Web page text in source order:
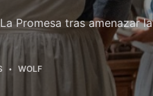
Promesa tras amenazar la
WOLF